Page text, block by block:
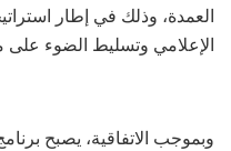
العمدة، وذلك في إطار
الإعلامي وتسليط الضوء
وبموجب الاتفاقية، يصبح